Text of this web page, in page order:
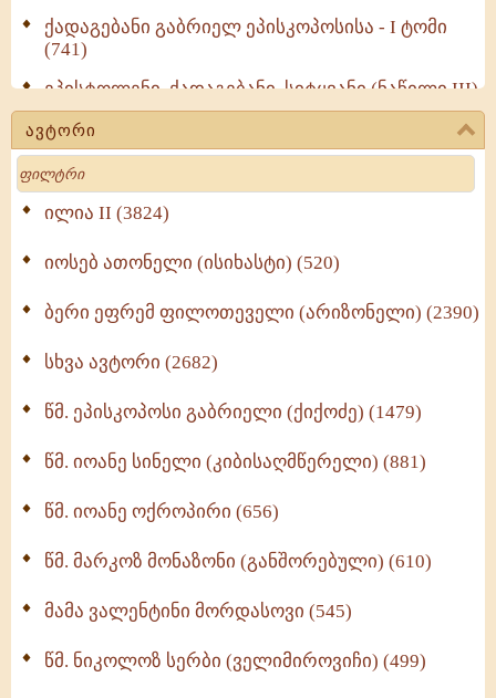
ქადაგებანი გაბრიელ ეპისკოპოსისა - I ტომი
(741)
ეპისტოლენი, ქადაგებანი, სიტყვანი (ნაწილი III)
(723)
მოძღვრის ძალზე სასარგებლო რჩევები
მრევლისათვის (545)
Wisdomge (514)
ქადაგებანი გაბრიელ ეპისკოპოსისა - II ტომი
სულიერი ცხოვრების სახელმძღვანელო -
ნაწილი II (369)
ავტორი
Search
ილია II (3824)
იოსებ ათონელი (ისიხასტი) (520)
ბერი ეფრემ ფილოთეველი (არიზონელი) (2390)
სხვა ავტორი (2682)
წმ. ეპისკოპოსი გაბრიელი (ქიქოძე) (1479)
წმ. იოანე სინელი (კიბისაღმწერელი) (881)
წმ. იოანე ოქროპირი (656)
წმ. მარკოზ მონაზონი (განშორებული) (610)
მამა ვალენტინი მორდასოვი (545)
წმ. ნიკოლოზ სერბი (ველიმიროვიჩი) (499)